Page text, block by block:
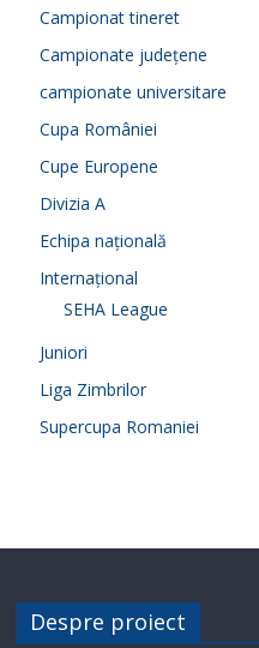
Campionat tineret
Campionate județene
campionate universitare
Cupa României
Cupe Europene
Divizia A
Echipa națională
Internațional
SEHA League
Juniori
Liga Zimbrilor
Supercupa Romaniei
Despre proiect